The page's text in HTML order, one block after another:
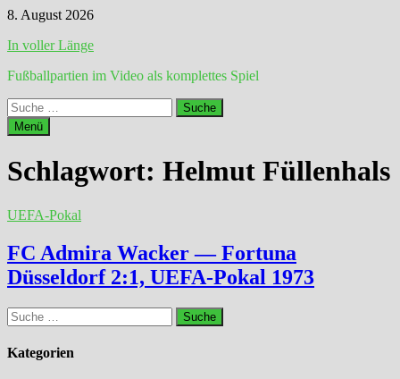
Zum
springen
8. August 2026
In voller Länge
Fußballpartien im Video als komplettes Spiel
Suche
nach:
Menü
Schlagwort: Helmut Füllenhals
UEFA-Pokal
FC Admira Wacker — Fortuna
Düsseldorf 2:1, UEFA-Pokal 1973
Suche
nach:
Kategorien